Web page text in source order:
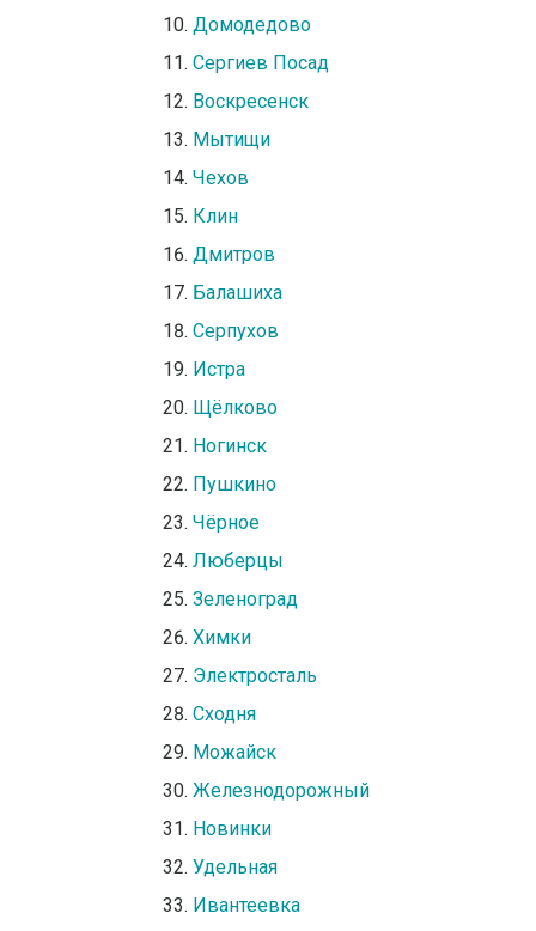
Домодедово
Сергиев Посад
Воскресенск
Мытищи
Чехов
Клин
Дмитров
Балашиха
Серпухов
Истра
Щёлково
Ногинск
Пушкино
Чёрное
Люберцы
Зеленоград
Химки
Электросталь
Сходня
Можайск
Железнодорожный
Новинки
Удельная
Ивантеевка